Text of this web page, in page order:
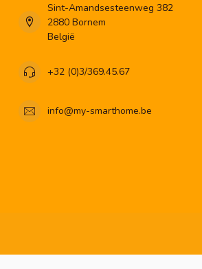
Sint-Amandsesteenweg 382
2880 Bornem
België
+32 (0)3/369.45.67
info@my-smarthome.be